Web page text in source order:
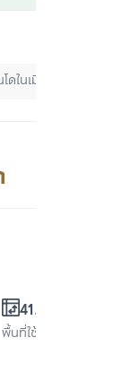
ดในเมือง
41.5 ตร.ม.
พื้นที่ใช้สอย